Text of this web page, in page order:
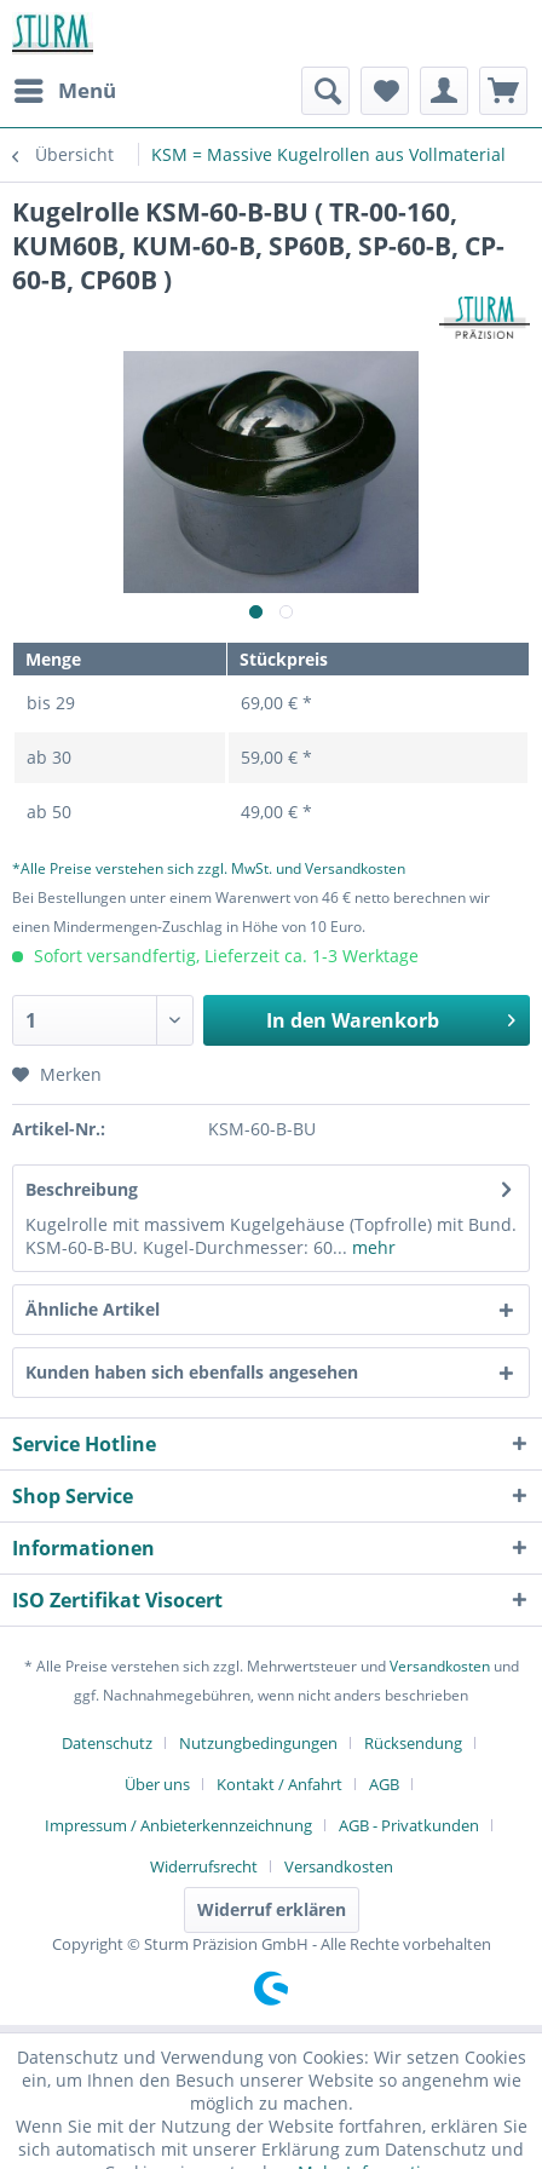
Menü
Übersicht KSM = Massive Kugelrollen aus Vollmaterial
Kugelrolle KSM-60-B-BU ( TR-00-160,
KUM60B, KUM-60-B, SP60B, SP-60-B, CP-
60-B, CP60B )
Menge
Stückpreis
bis 29 69,00 € *
ab 30 59,00 € *
ab 50 49,00 € *
*Alle Preise verstehen sich zzgl. MwSt. und Versandkosten
Bei Bestellungen unter einem Warenwert von 46 € netto berechnen wir
einen Mindermengen-Zuschlag in Höhe von 10 Euro.
Sofort versandfertig, Lieferzeit ca. 1-3 Werktage
In den Warenkorb
Merken
Artikel-Nr.: KSM-60-B-BU
Beschreibung
Kugelrolle mit massivem Kugelgehäuse (Topfrolle) mit Bund.
KSM-60-B-BU. Kugel-Durchmesser: 60... mehr
Ähnliche Artikel
Kunden haben sich ebenfalls angesehen
Service Hotline
Shop Service
Informationen
ISO Zertifikat Visocert
* Alle Preise verstehen sich zzgl. Mehrwertsteuer undVersandkostenund
ggf. Nachnahmegebühren, wenn nicht anders beschrieben
Datenschutz Nutzungbedingungen
Rücksendung
Über uns
Kontakt / Anfahrt
AGB
Impressum / Anbieterkennzeichnung
AGB - Privatkunden
Widerrufsrecht
Versandkosten
Widerruf erklären
Copyright © Sturm Präzision GmbH - Alle Rechte vorbehalten
Datenschutz und Verwendung von Cookies: Wir setzen Cookies
ein, um Ihnen den Besuch unserer Website so angenehm wie
möglich zu machen.
Wenn Sie mit der Nutzung der Website fortfahren, erklären Sie
sich automatisch mit unserer Erklärung zum Datenschutz und